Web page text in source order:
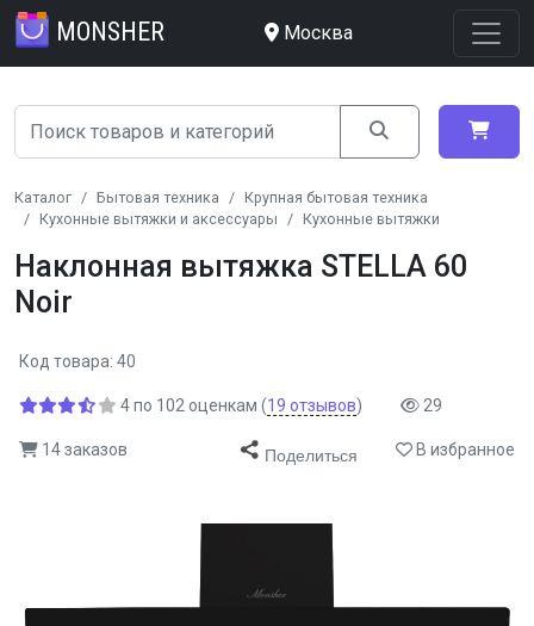
MONSHER Москва
Каталог Бытовая техника
Крупная бытовая техника
Кухонные вытяжки и аксессуары
Кухонные вытяжки
Наклонная вытяжка STELLA 60
Noir
Код товара: 40
4по 102 оценкам (19 отзывов) 29
14 заказов Поделиться В избранное